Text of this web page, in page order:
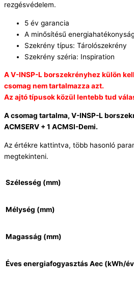
rezgésvédelem.
5 év garancia
A minősítésű
Szekrény típus: Tárolószekrény
Szekrény széria: Inspiration
A V-INSP-L borszekrényhez külön
csomag nem tartalmazza azt.
Az ajtó típusok közül lentebb tud
A csomag tartalma, V-INSP-L
ACMSERV + 1 ACMSI-Demi.
Az értékre kattintva, több hasonló
megtekinteni.
Szélesség (mm)
Mélység (mm)
Magasság (mm)
Éves energiafogyasztás Aec (kWh/